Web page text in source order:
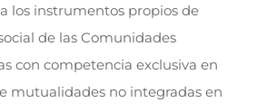
los instrumentos propios de
de las Comunidades
con competencia exclusiva en
mutualidades no integradas en